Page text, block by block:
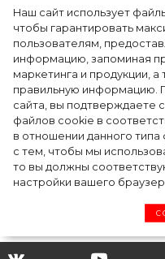
Наш сайт использует
чтобы гарантировать
пользователям,
информацию, запоминая
маркетинга и продукции,
правильную информацию.
сайта, вы подтверждаете
файлов cookie в
в отношении данного
с тем, чтобы мы
то вы должны
настройки вашего
Тейлор Рассел в
церемонии